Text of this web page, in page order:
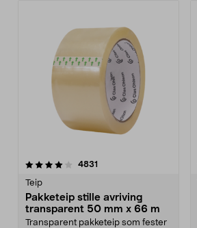
4831
Teip
Pakketeip stille avriving
transparent 50 mm x 66 m
Transparent pakketeip som fester
4.5 av 5 stjerner